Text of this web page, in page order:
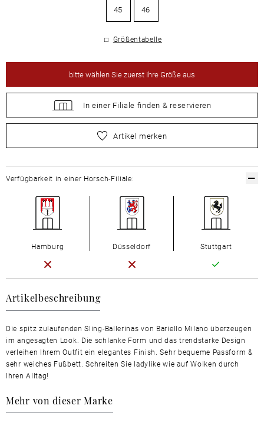
45 46
Größentabelle
bittewählen Sie zuerst Ihre Größe aus
In einer Filiale finden & reservieren
wählen Sie zuerst Ihre Größe aus
Artikel merken
Artikelbeschreibung
Die spitz zulaufenden Sling-Ballerinas von Bariello Milano überzeugen
im angesagten Look. Die schlanke Form und das trendstarke Design
verleihen Ihrem Outfit ein elegantes Finish. Sehr bequeme Passform &
sehr weiches Fußbett. Schreiten Sie ladylike wie auf Wolken durch
Ihren Alltag!
Mehr von dieser Marke
Verfügbarkeit in einer Horsch-Filiale:
Hamburg Düsseldorf Stuttgart